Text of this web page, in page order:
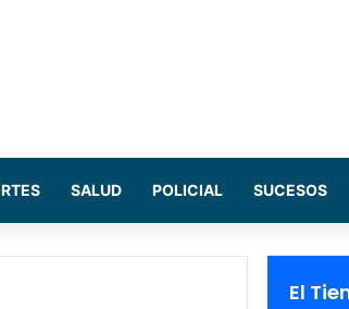
SALUD POLICIAL SUCESOS
El